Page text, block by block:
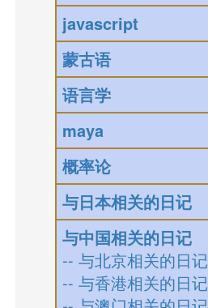
javascript
蒙古语
语言学
maya
概率论
与日本相关的日记
与中国相关的日记
-- 与北京相关的日记
-- 与香港相关的日记